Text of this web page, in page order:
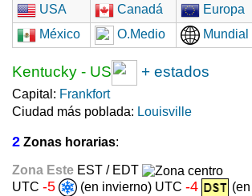
USA Canadá Europa
México
O.Medio Mundial
Kentucky - US + estados
Capital: Frankfort
Ciudad más poblada: Louisville
2 Zonas horarias:
Zona Este EST / EDT
UTC -5 (en invierno) UTC -4